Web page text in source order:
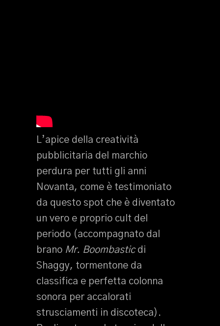
L’apice della creatività
pubblicitaria del marchio
perdura per tutti gli anni
Novanta, come è testimoniato
da questo spot che è diventato
un vero e proprio cult del
periodo (accompagnato dal
brano Mr. Boombasticdi
Shaggy, tormentone da
classifica e perfetta colonna
sonora per accalorati
strusciamenti in discoteca).